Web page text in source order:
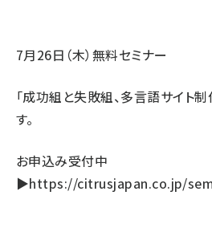
7月26日（木）無料セミナー
「成功組と失敗組、多言語サイト
す。
お申込み受付中
▶https://citrusjapan.co.jp/